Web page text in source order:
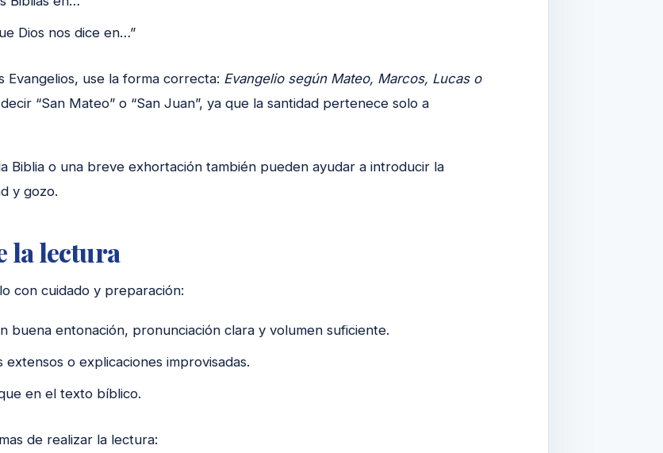
Dios nos dice en…”
Evangelios, use la forma correcta: Evangelio según Mateo, Marcos, Lucas o
“San Mateo” o “San Juan”, ya que la santidad pertenece solo a
Biblia o una breve exhortación también pueden ayudar a introducir la
y gozo.
la lectura
con cuidado y preparación:
buena entonación, pronunciación clara y volumen suficiente.
extensos o explicaciones improvisadas.
en el texto bíblico.
de realizar la lectura: